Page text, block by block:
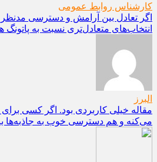
کارشناس روابط عمومی
اگر تعادل بین آرامش و دسترسی مدنظر
انتخاب‌های متعادل‌تری نسبت به
البرز
مقاله خیلی کاربردی بود. اگر کسی برای
می‌کنه و هم دسترسی خوب به جاذبه‌ها